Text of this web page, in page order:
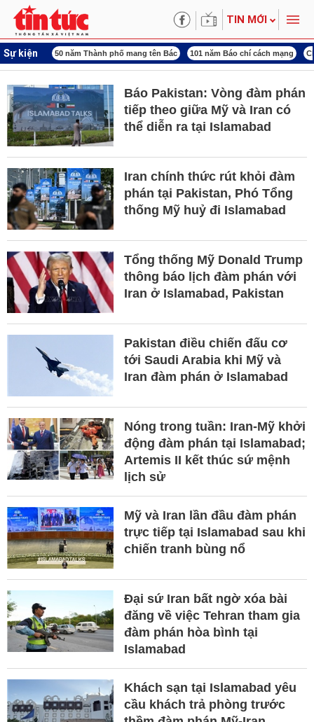
TIN MỚI
Sự kiện
tên Bác 101 năm Báo chí cách mạng Chiến dịch 500 ngày đêm Đại hội
Báo Pakistan: Vòng đàm phán
tiếp theo giữa Mỹ và Iran có
thể diễn ra tại Islamabad
Iran chính thức rút khỏi đàm
phán tại Pakistan, Phó Tổng
thống Mỹ huỷ đi Islamabad
Tổng thống Mỹ Donald Trump
thông báo lịch đàm phán với
Iran ở Islamabad, Pakistan
Pakistan điều chiến đấu cơ
tới Saudi Arabia khi Mỹ và
Iran đàm phán ở Islamabad
Nóng trong tuần: Iran-Mỹ khởi
động đàm phán tại Islamabad;
Artemis II kết thúc sứ mệnh
lịch sử
Mỹ và Iran lần đầu đàm phán
trực tiếp tại Islamabad sau khi
chiến tranh bùng nổ
Đại sứ Iran bất ngờ xóa bài
đăng về việc Tehran tham gia
đàm phán hòa bình tại
Islamabad
Khách sạn tại Islamabad yêu
cầu khách trả phòng trước